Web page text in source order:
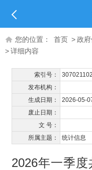
您的位置： 首页 >政
>详细内容
索引号：
发布机构：
生成日期：
2026-05-
废止日期：
文 号：
所属主题：
统计信息
2026年一季